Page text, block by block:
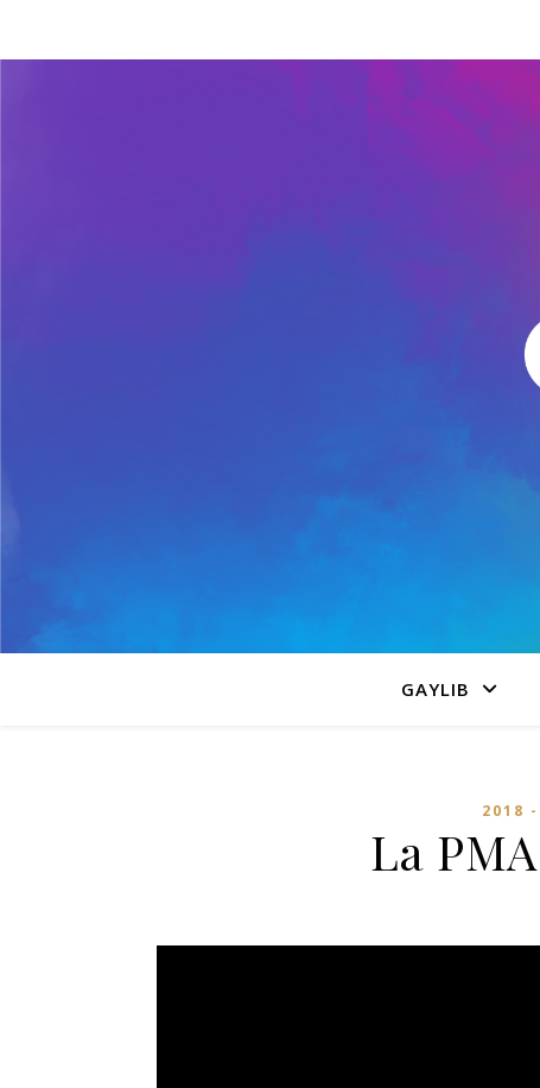
GAYLIB
2018 -
La